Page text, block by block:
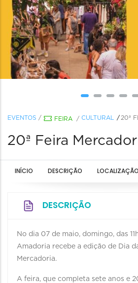
EVENTOS / FEIRA / CULTURAL 20ª
20ª Feira
INÍCIO DESCRIÇÃO LOCALIZAÇÃO
DESCRIÇÃO
No dia 07 de maio, domingo, das
Amadoria recebe a edição de Dia
Mercadoria.
A feira, que completa sete anos e